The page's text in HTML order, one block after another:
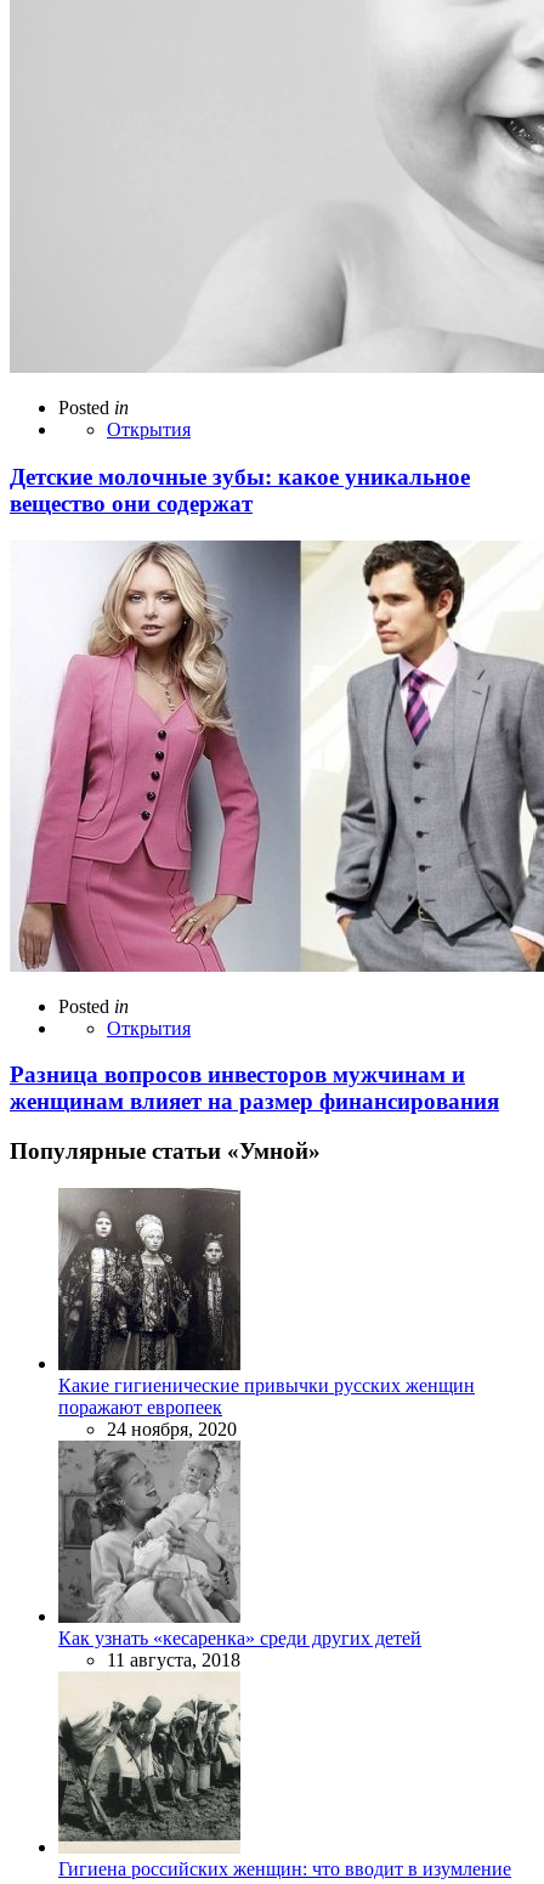
Posted in
Открытия
Детские молочные зубы: какое уникальное
вещество они содержат
Posted in
Открытия
Разница вопросов инвесторов мужчинам и
женщинам влияет на размер финансирования
Популярные статьи «Умной»
Какие гигиенические привычки русских женщин
поражают европеек
24 ноября, 2020
Как узнать «кесаренка» среди других детей
11 августа, 2018
Гигиена российских женщин: что вводит в изумление